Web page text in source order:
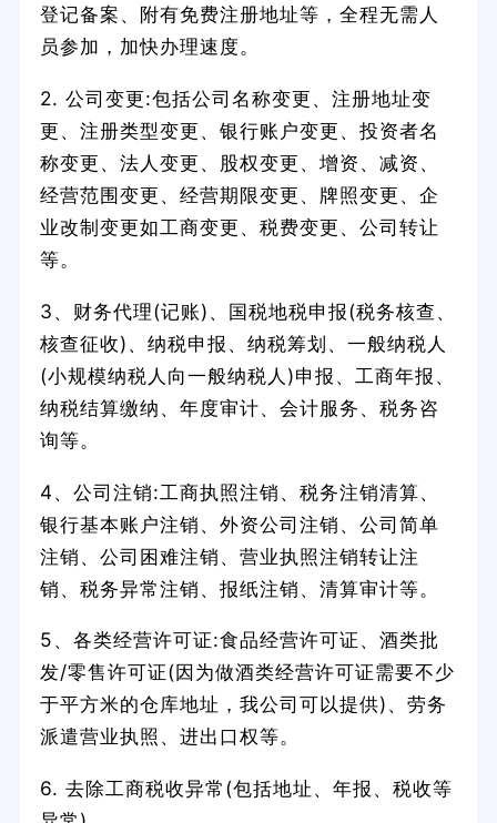
登记备案、附有免费注册地址等，全程无需人
员参加，加快办理速度。
2. 公司变更:包括公司名称变更、注册地址变
更、注册类型变更、银行账户变更、投资者名
称变更、法人变更、股权变更、增资、减资、
经营范围变更、经营期限变更、牌照变更、企
业改制变更如工商变更、税费变更、公司转让
等。
3、财务代理(记账)、国税地税申报(税务核查、
核查征收)、纳税申报、纳税筹划、一般纳税人
(小规模纳税人向一般纳税人)申报、工商年报、
纳税结算缴纳、年度审计、会计服务、税务咨
询等。
4、公司注销:工商执照注销、税务注销清算、
银行基本账户注销、外资公司注销、公司简单
注销、公司困难注销、营业执照注销转让注
销、税务异常注销、报纸注销、清算审计等。
5、各类经营许可证:食品经营许可证、酒类批
发/零售许可证(因为做酒类经营许可证需要不少
于平方米的仓库地址，我公司可以提供)、劳务
派遣营业执照、进出口权等。
6. 去除工商税收异常(包括地址、年报、税收等